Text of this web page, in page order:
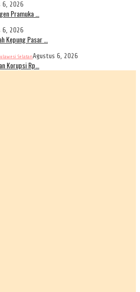
6, 2026
Pramuka …
6, 2026
Kepung Pasar …
SelatanAgustus 6, 2026
Korupsi Rp…